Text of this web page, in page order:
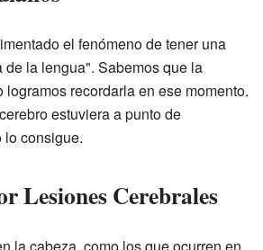
el fenómeno de tener una
de la lengua". Sabemos que la
logramos recordarla en ese momento.
estuviera a punto de
lo consigue.
Lesiones Cerebrales
la cabeza, como los que ocurren en